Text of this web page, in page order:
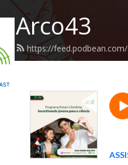
Arco43
https://